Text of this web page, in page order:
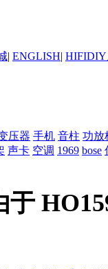
| ENGLISH|
压器 手机 音柱 功放
声卡 空调 1969 bose
于